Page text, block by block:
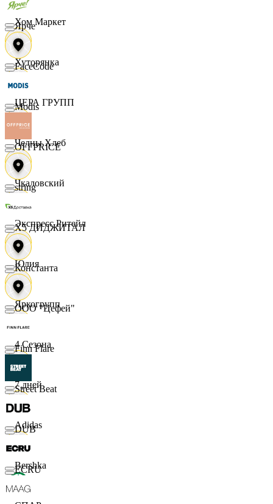
Хом Маркет
Хуторянка
ЦЕРА ГРУПП
Челны Хлеб
Чкаловский
Экспресс Ритейл
Юлия
Яркогрупп
4 Сезона
7 дней
Adidas
Bershka
Ярче
FaceCode
Modis
OFFPRICE
string
X5 ДИДЖИТАЛ
Константа
ООО "Цефей"
Finn Flare
Street Beat
DUB
ECRU